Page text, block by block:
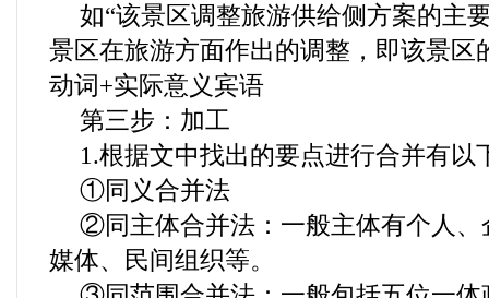
如“该景区调整旅游供给侧方案的主
景区在旅游方面作出的调整，即该景
动词+实际意义宾语
第三步：加工
1.根据文中找出的要点进行合并有以
①同义合并法
②同主体合并法：一般主体有个人、
媒体、民间组织等。